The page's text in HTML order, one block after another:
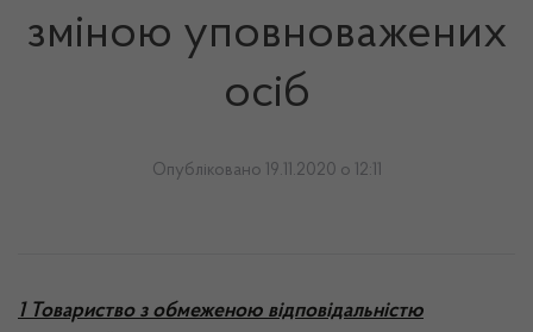
зміною уповноважених
осіб
Опубліковано 19.11.2020 о 12:11
1 Товариство з обмеженою відповідальністю